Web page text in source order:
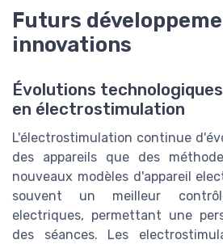
Futurs
innovations
Évolutions
en électrostimulation
L'électrostimulation continue
des appareils que des
nouveaux modèles d'appareil
souvent un meilleur
electriques, permettant une
des séances. Les